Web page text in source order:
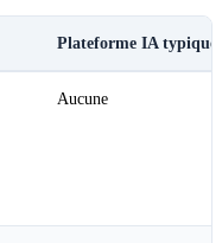
Plateforme IA typique
Aucune